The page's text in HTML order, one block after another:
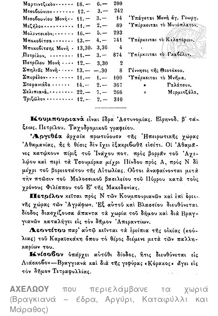
ΑΧΕΛΩΟΥ που περιελάμβανε τα χωριά
(Βραγκιανά – έδρα, Αργύρι, Καταφύλλι και
Μάραθος)